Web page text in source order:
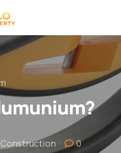
0